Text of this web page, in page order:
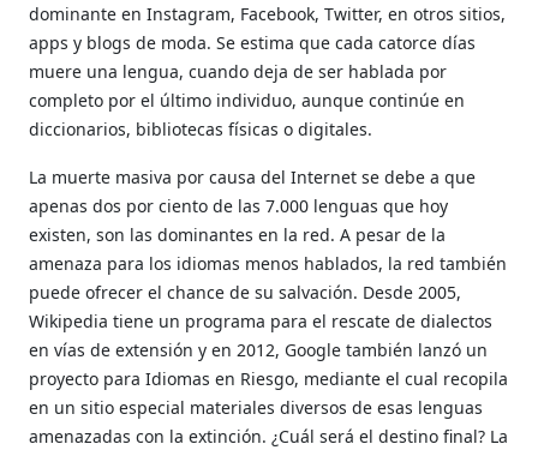
dominante en Instagram, Facebook, Twitter, en otros sitios,
apps y blogs de moda. Se estima que cada catorce días
muere una lengua, cuando deja de ser hablada por
completo por el último individuo, aunque continúe en
diccionarios, bibliotecas físicas o digitales.
La muerte masiva por causa del Internet se debe a que
apenas dos por ciento de las 7.000 lenguas que hoy
existen, son las dominantes en la red. A pesar de la
amenaza para los idiomas menos hablados, la red también
puede ofrecer el chance de su salvación. Desde 2005,
Wikipedia tiene un programa para el rescate de dialectos
en vías de extensión y en 2012, Google también lanzó un
proyecto para Idiomas en Riesgo, mediante el cual recopila
en un sitio especial materiales diversos de esas lenguas
amenazadas con la extinción. ¿Cuál será el destino final? La